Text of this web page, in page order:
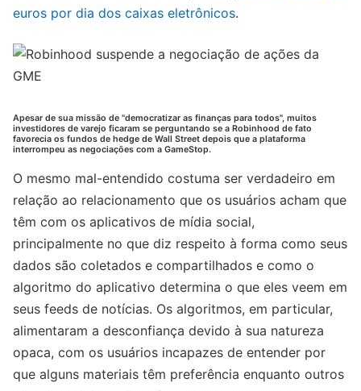
euros por dia dos caixas eletrônicos.
Apesar de sua missão de "democratizar as finanças para todos", muitos
investidores de varejo ficaram se perguntando se a Robinhood de fato
favorecia os fundos de hedge de Wall Street depois que a plataforma
interrompeu as negociações com a GameStop.
O mesmo mal-entendido costuma ser verdadeiro em
relação ao relacionamento que os usuários acham que
têm com os aplicativos de mídia social,
principalmente no que diz respeito à forma como seus
dados são coletados e compartilhados e como o
algoritmo do aplicativo determina o que eles veem em
seus feeds de notícias. Os algoritmos, em particular,
alimentaram a desconfiança devido à sua natureza
opaca, com os usuários incapazes de entender por
que alguns materiais têm preferência enquanto outros